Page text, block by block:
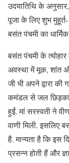
उदयातिथि के
पूजा के लिए शुभ
बसंत पंचमी का
बसंत पंचमी के
अवस्था में मूक, शांत
जी भी अपने द्वारा
कमंडल से जल छिड़का
हुईं. मां सरस्वती ने
वाणी मिली. इसलिए
है. मान्यता है कि इस
प्रसन्न होती हैं और